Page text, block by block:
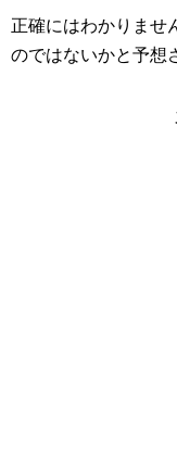
正確にはわかりませ
のではないかと予想